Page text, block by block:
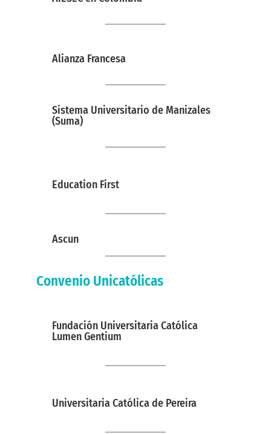
Alianza Francesa
Sistema Universitario de Manizales
(Suma)
Education First
Ascun
Convenio Unicatólicas
Fundación Universitaria Católica
Lumen Gentium
Universitaria Católica de Pereira